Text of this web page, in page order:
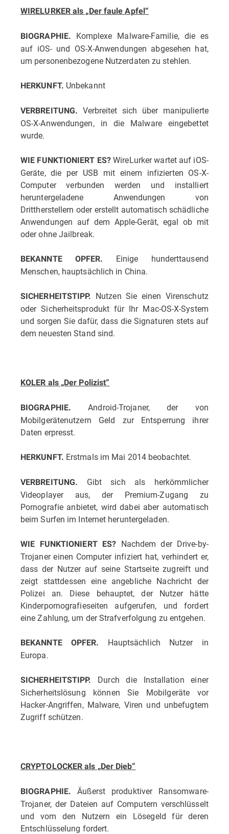
WIRELURKER als „Der faule Apfel“
BIOGRAPHIE.
Komplexe Malware-Familie, die es
auf iOS- und OS-X-Anwendungen abgesehen hat,
um personenbezogene Nutzerdaten zu stehlen.
HERKUNFT. Unbekannt
VERBREITUNG. Verbreitet sich über manipulierte
OS-X-Anwendungen, in die Malware eingebettet
wurde.
WIE FUNKTIONIERT ES? WireLurker wartet auf iOS-
Geräte, die per USB mit einem infizierten OS-X-
Computer verbunden werden und installiert
heruntergeladene Anwendungen von
Drittherstellern oder erstellt automatisch schädliche
Anwendungen auf dem Apple-Gerät, egal ob mit
oder ohne Jailbreak.
BEKANNTE OPFER.
Einige hunderttausend
Menschen, hauptsächlich in China.
SICHERHEITSTIPP. Nutzen Sie einen Virenschutz
oder Sicherheitsprodukt für Ihr Mac-OS-X-System
und sorgen Sie dafür, dass die Signaturen stets auf
dem neuesten Stand sind.
KOLER als „Der Polizist“
BIOGRAPHIE.
Android-Trojaner, der von
Mobilgerätenutzern Geld zur Entsperrung ihrer
Daten erpresst.
HERKUNFT. Erstmals im Mai 2014 beobachtet.
VERBREITUNG.
Gibt sich als herkömmlicher
Videoplayer aus, der Premium-Zugang zu
Pornografie anbietet, wird dabei aber automatisch
beim Surfen im Internet heruntergeladen.
WIE FUNKTIONIERT ES? Nachdem der Drive-by-
Trojaner einen Computer infiziert hat, verhindert er,
dass der Nutzer auf seine Startseite zugreift und
zeigt stattdessen eine angebliche Nachricht der
Polizei an. Diese behauptet, der Nutzer hätte
Kinderpornografieseiten aufgerufen, und fordert
eine Zahlung, um der Strafverfolgung zu entgehen.
BEKANNTE OPFER.
Hauptsächlich Nutzer in
Europa.
SICHERHEITSTIPP.
Durch die Installation einer
Sicherheitslösung können Sie Mobilgeräte vor
Hacker-Angriffen, Malware, Viren und unbefugtem
Zugriff schützen.
CRYPTOLOCKER als „Der Dieb“
BIOGRAPHIE.
Äußerst produktiver Ransomware-
Trojaner, der Dateien auf Computern verschlüsselt
und vom den Nutzern ein Lösegeld für deren
Entschlüsselung fordert.